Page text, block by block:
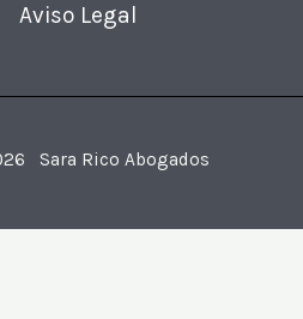
Aviso Legal
Sara Rico Abogados